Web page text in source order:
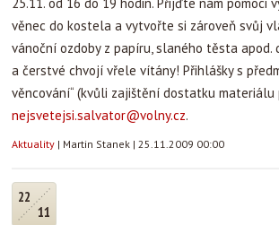
věnec do kostela a vytvořte si zároveň svůj
vánoční ozdoby z papíru, slaného těsta apod.
a čerstvé chvojí vřele vítány! Přihlášky s
věncování“ (kvůli zajištění dostatku materiálu
nejsvetejsi.salvator@volny.cz.
Aktuality | Martin Stanek | 25.11.2009 00:00
22
11